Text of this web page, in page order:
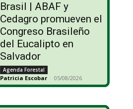
Brasil | ABAF y
Cedagro promueven el
Congreso Brasileño
del Eucalipto en
Salvador
Agenda Forestal
Patricia Escobar - 05/08/2026